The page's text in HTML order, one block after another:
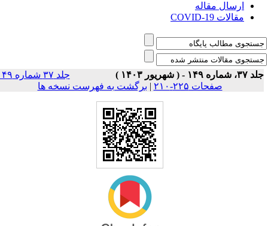
ارسال مقاله
مقالات COVID-19
۱۴۹ - ( شهریور ۱۴۰۳ )
جلد ۳۷ شماره ۱۴۹
صفحات ۲۲۵-۲۱۰
|برگشت به فهرست نسخه ها